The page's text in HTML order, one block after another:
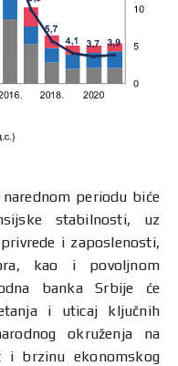
periodu biće
stabilnosti, uz
i zaposlenosti,
kao i povoljnom
banka Srbije će
i uticaj ključnih
okruženja na
i brzinu ekonomskog